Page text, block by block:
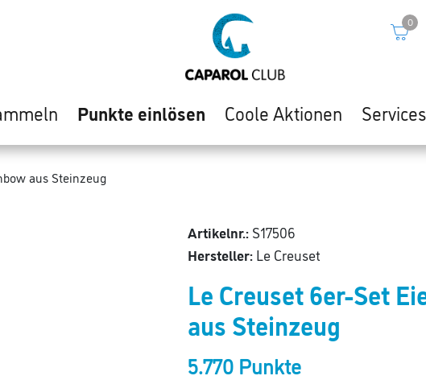
0
Punkte einlösen Coole Aktionen Services
aus Steinzeug
Artikelnr.: S17506
Hersteller: Le Creuset
Le Creuset 6er-Set
aus Steinzeug
5.770 Punkte